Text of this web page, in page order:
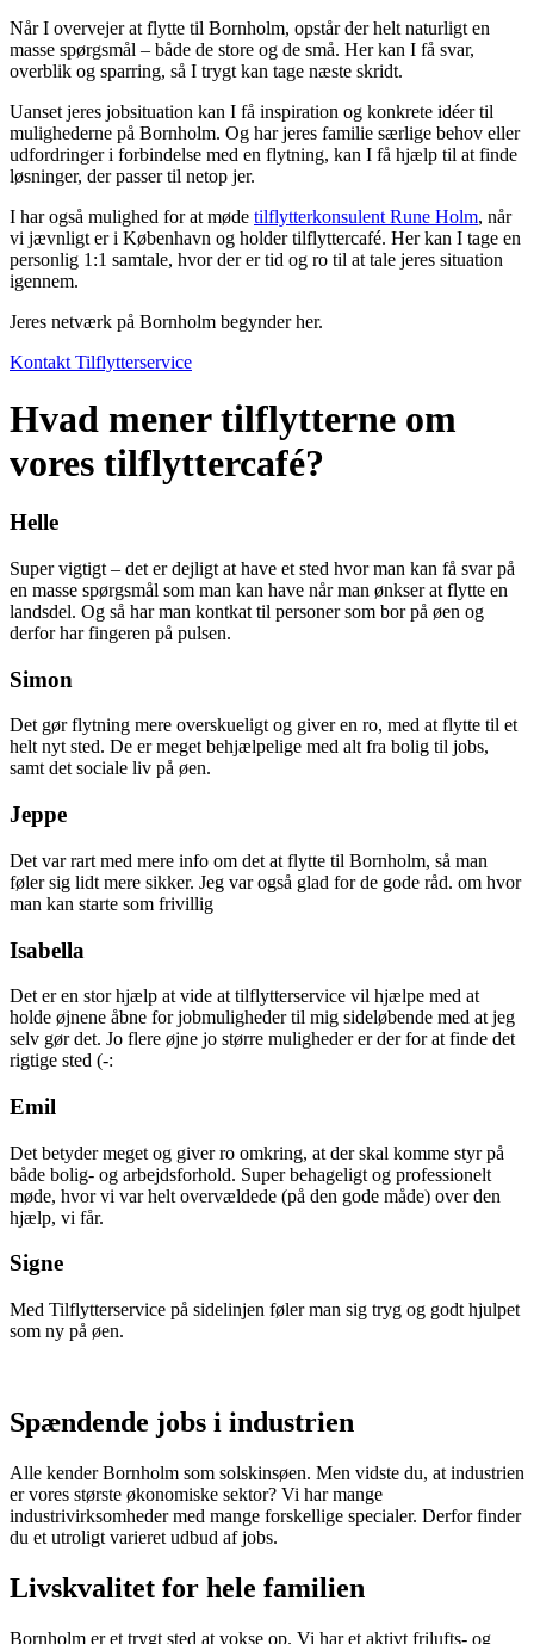
Når I overvejer at flytte til Bornholm, opstår der helt naturligt en
masse spørgsmål – både de store og de små. Her kan I få svar,
overblik og sparring, så I trygt kan tage næste skridt.
Uanset jeres jobsituation kan I få inspiration og konkrete idéer til
mulighederne på Bornholm. Og har jeres familie særlige behov eller
udfordringer i forbindelse med en flytning, kan I få hjælp til at finde
løsninger, der passer til netop jer.
I har også mulighed for at møde tilflytterkonsulent Rune Holm, når
vi jævnligt er i København og holder tilflyttercafé. Her kan I tage en
personlig 1:1 samtale, hvor der er tid og ro til at tale jeres situation
igennem.
Jeres netværk på Bornholm begynder her.
Kontakt Tilflytterservice
Hvad mener tilflytterne om
vores tilflyttercafé?
Helle
Super vigtigt – det er dejligt at have et sted hvor man kan få svar på
en masse spørgsmål som man kan have når man ønkser at flytte en
landsdel. Og så har man kontkat til personer som bor på øen og
derfor har fingeren på pulsen.
Simon
Det gør flytning mere overskueligt og giver en ro, med at flytte til et
helt nyt sted. De er meget behjælpelige med alt fra bolig til jobs,
samt det sociale liv på øen.
Jeppe
Det var rart med mere info om det at flytte til Bornholm, så man
føler sig lidt mere sikker. Jeg var også glad for de gode råd. om hvor
man kan starte som frivillig
Isabella
Det er en stor hjælp at vide at tilflytterservice vil hjælpe med at
holde øjnene åbne for jobmuligheder til mig sideløbende med at jeg
selv gør det. Jo flere øjne jo større muligheder er der for at finde det
rigtige sted (-:
Emil
Det betyder meget og giver ro omkring, at der skal komme styr på
både bolig- og arbejdsforhold. Super behageligt og professionelt
møde, hvor vi var helt overvældede (på den gode måde) over den
hjælp, vi får.
Signe
Med Tilflytterservice på sidelinjen føler man sig tryg og godt hjulpet
som ny på øen.
Spændende jobs i industrien
Alle kender Bornholm som solskinsøen. Men vidste du, at industrien
er vores største økonomiske sektor? Vi har mange
industrivirksomheder med mange forskellige specialer. Derfor finder
du et utroligt varieret udbud af jobs.
Livskvalitet for hele familien
Bornholm er et trygt sted at vokse op. Vi har et aktivt frilufts- og